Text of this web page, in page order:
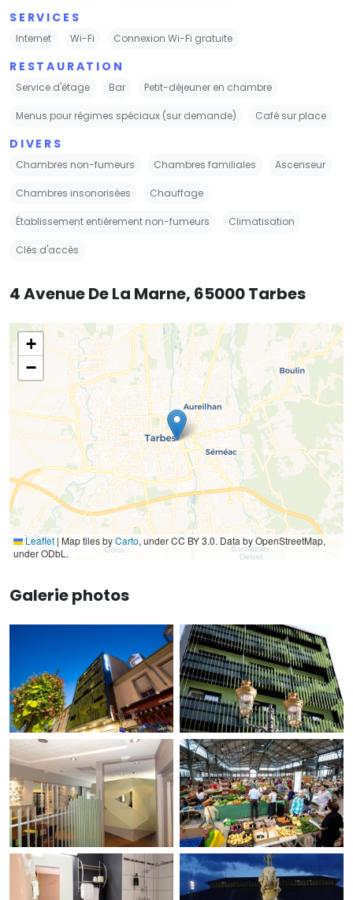
SERVICES
Internet Wi-Fi Connexion Wi-Fi gratuite
RESTAURATION
Service d'étage Bar Petit-déjeuner en chambre
Menus pour régimes spéciaux (sur demande) Café sur place
DIVERS
Chambres non-fumeurs Chambres familiales Ascenseur
Chambres insonorisées Chauffage
Établissement entièrement non-fumeurs Climatisation
Clés d'accès
4 Avenue De La Marne, 65000 Tarbes
+
−
Leaflet | Map tiles byCarto, under CC BY 3.0. Data by OpenStreetMap,
under ODbL.
Galerie photos